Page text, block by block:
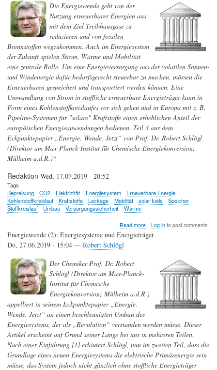
sondern
Meeresboden
Die Energiewende geht von der
Nutzung erneuerbarer Energien aus
mit dem Ziel Treibhausgase zu
reduzieren und von fossilen
Brennstoffen wegzukommen. Auch im Energiesystem
der Zukunft spielen Strom, Wärme und Mobilität
eine zentrale Rolle. Um eine Energieversorgung aus der volatilen Sonnen-
und Windenergie dafür bedarfsgerecht steuerbar zu machen, müssen die
Erneuerbaren gespeichert und transportiert werden können. Eine
Umwandlung von Strom in stoffliche erneuerbare Energieträger kann in
Form eines Kohlenstoffkreislaufes vor sich gehen und in Europa mit z. B.
Pipeline-Systemen für "solare" Kraftstoffe einen erheblichen Anteil der
europäischen Energieanwendungen bedienen. Teil 3 aus dem
Eckpunktepapier „Energie. Wende. Jetzt“ von Prof. Dr. Robert Schlögl
(Direktor am Max-Planck-Institut für Chemische Energiekonversion;
Mülheim a.d.R.)*
Redaktion Wed, 17.07.2019 - 20:52
Tags
Bepreisung
CO2 Elektrizität Energiesystem
Erneuerbare Energie
Kohlenstoffkreislauf
Kraftstoffe Leckage Mobilität solar fuels
Speicher
Stoffkreislauf
Umbau Versorgungssicherheit Wärme
Read moreabout
(3):
Energiesystems,
Einbau
Stoffkreisläufen
Log into post comments
Energiewende (2): Energiesysteme und Energieträger
Do, 27.06.2019 - 15:04 — Robert Schlögl
Der Chemiker Prof. Dr. Robert
Schlögl (Direktor am Max-Planck-
Institut für Chemische
Energiekonversion; Mülheim a.d.R.)
appelliert in seinem Eckpunktepapier „Energie.
Wende. Jetzt“ an einen beschleunigten Umbau des
Energiesystems, der als „Revolution“ verstanden werden müsse. Dieser
Artikel erscheint auf Grund seiner Länge bei uns in mehreren Teilen.
Nach einer Einführung [1] erläutert Schlögl, nun im zweiten Teil, dass die
Grundlage eines neuen Energiesystems die elektrische Primärenergie sein
müsse, das System jedoch nicht gänzlich ohne stoffliche Energieträger